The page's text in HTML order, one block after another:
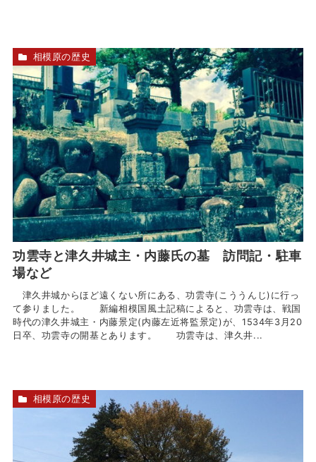
功雲寺と津久井城主・内藤氏の墓 訪問記・駐車
場など
津久井城からほど遠くない所にある、功雲寺(こううんじ)に行っ
て参りました。 新編相模国風土記稿によると、功雲寺は、戦国
時代の津久井城主・内藤景定(内藤左近将監景定)が、1534年3月20
日卒、功雲寺の開基とあります。 功雲寺は、津久井...
相模原の歴史
相模原の歴史